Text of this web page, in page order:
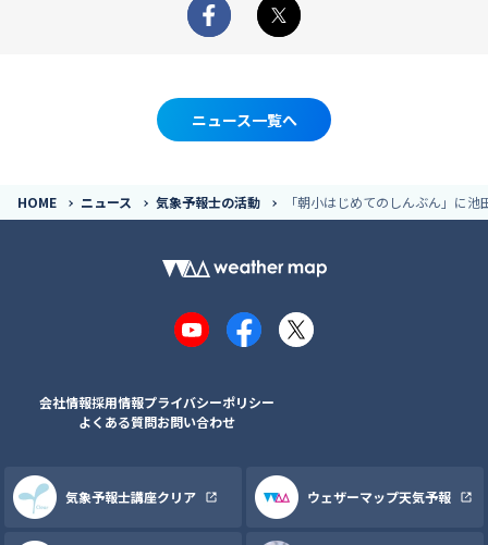
Facebook
X
ニュース一覧へ
HOME ニュース 気象予報士の活動 「朝小はじめてのしんぶん」に
YouTubeFacebook
X
会社情報採用情報プライバシーポリシー
よくある質問お問い合わせ
気象予報士講座クリア ウェザーマップ天気予報